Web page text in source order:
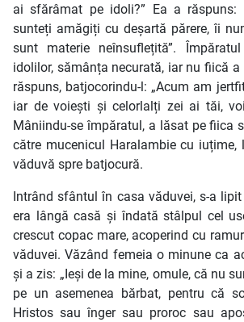
ai sfărâmat pe idoli?” Ea a răspuns:
sunteți amăgiți cu deșartă părere, îi
sunt materie neînsuflețită”.
idolilor, sămânța necurată, iar nu fiică a
răspuns, batjocorindu-l: „Acum am
iar de voiești și celorlalți zei ai tăi, voi
Mâniindu-se împăratul, a lăsat pe fiica
către mucenicul Haralambie cu
văduvă spre batjocură.
Intrând sfântul în casa văduvei, s-a
era lângă casă și îndată stâlpul cel
crescut copac mare, acoperind cu
văduvei. Văzând femeia o minune ca
și a zis: „Ieși de la mine, omule, că nu
pe un asemenea bărbat, pentru că
Hristos sau înger sau proroc sau